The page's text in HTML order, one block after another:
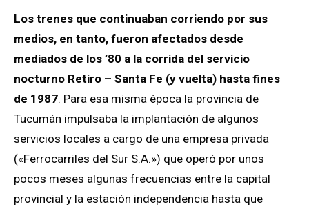
Los trenes que continuaban corriendo por sus
medios, en tanto, fueron afectados desde
mediados de los ’80 a la corrida del servicio
nocturno Retiro – Santa Fe (y vuelta) hasta fines
de 1987. Para esa misma época la provincia de
Tucumán impulsaba la implantación de algunos
servicios locales a cargo de una empresa privada
(«Ferrocarriles del Sur S.A.») que operó por unos
pocos meses algunas frecuencias entre la capital
provincial y la estación independencia hasta que